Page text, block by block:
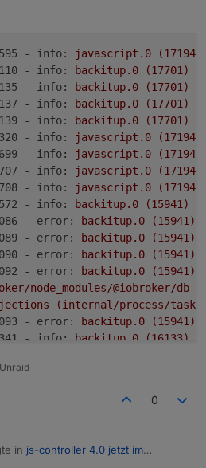
- info: javascript.0
(17194)
- info:
backitup.0 (17701)
- info:
backitup.0 (17701)
- info:
backitup.0 (17701)
- info:
backitup.0 (17701)
- info:
javascript.0
(17194)
- info:
javascript.0
(17194)
- info:
javascript.0
(17194)
- info:
javascript.0
(17194)
- info:
backitup.0 (15941)
- error:
backitup.0 (15941)
- error:
backitup.0 (15941)
- error:
backitup.0 (15941)
- error:
backitup.0 (15941)
node_modules/@iobroker/
(internal/process/
- error:
backitup.0 (15941)
- info:
backitup.0 (16133)
- info:
0
in js-controller 4.0 jetzt im